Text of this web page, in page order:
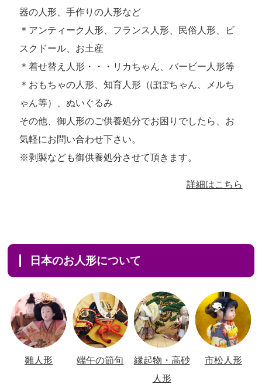
器の人形、手作りの人形など
＊アンティーク人形、フランス人形、民俗人形、ビ
スクドール、お土産
＊着せ替え人形・・・リカちゃん、バービー人形等
＊おもちゃの人形、知育人形（ぽぽちゃん、メルち
ゃん等）、ぬいぐるみ
その他、御人形のご供養処分でお困りでしたら、お
気軽にお問い合わせ下さい。
※剥製なども御供養処分させて頂きます。
詳細はこちら
日本のお人形について
雛人形 端午の節句
縁起物・高砂
人形
市松人形